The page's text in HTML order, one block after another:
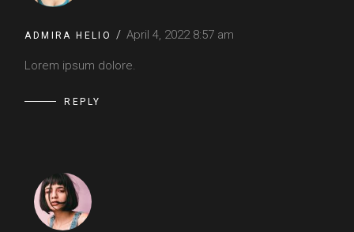
ADMIRA HELIO April 4, 2022 8:57 am
Lorem ipsum dolore.
REPLY